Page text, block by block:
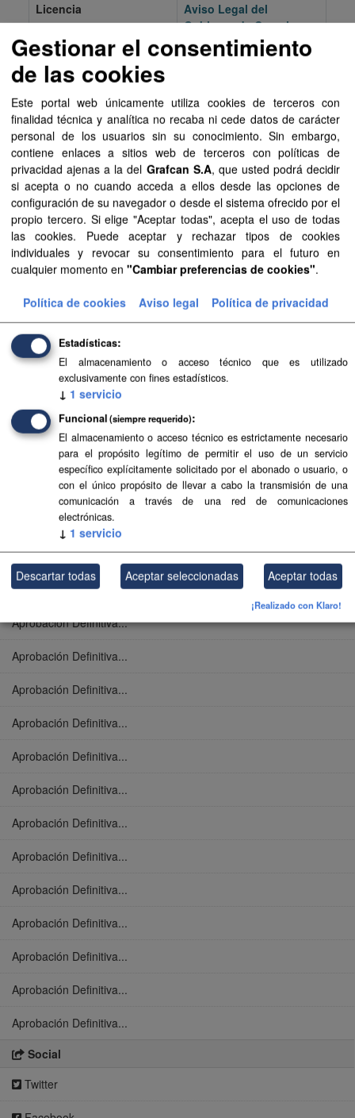
Recursos
Aprobación Definitiva...
Aprobación Definitiva...
Aprobación Definitiva...
Aprobación Definitiva...
Aprobación Definitiva...
Aprobación Definitiva...
Aprobación Definitiva...
Aprobación Definitiva...
Aprobación Definitiva...
Aprobación Definitiva...
Aprobación Definitiva...
Aprobación Definitiva...
Aprobación Definitiva...
Aprobación Definitiva...
Aprobación Definitiva...
Aprobación Definitiva...
Aprobación Definitiva...
Aprobación Definitiva...
Aprobación Definitiva...
Aprobación Definitiva...
Aprobación Definitiva...
Aprobación Definitiva...
Aprobación Definitiva...
Aprobación Definitiva...
Aprobación Definitiva...
Aprobación Definitiva...
Social
Twitter
Licencia
Aviso Legal del
Gobierno de Canarias
Gestionar el consentimiento
de las cookies
Este portal web únicamente utiliza cookies de terceros con
finalidad técnica y analítica no recaba ni cede datos de carácter
personal de los usuarios sin su conocimiento. Sin embargo,
contiene enlaces a sitios web de terceros con políticas de
privacidad ajenas a la del Grafcan S.A, que usted podrá decidir
si acepta o no cuando acceda a ellos desde las opciones de
configuración de su navegador o desde el sistema ofrecido por el
propio tercero. Si elige "Aceptar todas", acepta el uso de todas
las cookies. Puede aceptar y rechazar tipos de cookies
individuales y revocar su consentimiento para el futuro en
cualquier momento en "Cambiar preferencias de cookies".
Política de cookies Aviso legal Política de privacidad
Estadísticas
El almacenamiento o acceso técnico que es utilizado
exclusivamente con fines estadísticos.
↓ 1 servicio
Funcional (siempre requerido)
El almacenamiento o acceso técnico es estrictamente necesario
para el propósito legítimo de permitir el uso de un servicio
específico explícitamente solicitado por el abonado o usuario, o
con el único propósito de llevar a cabo la transmisión de una
comunicación a través de una red de comunicaciones
electrónicas.
↓ 1 servicio
Descartar todas Aceptar seleccionadas Aceptar todas
¡Realizado con Klaro!